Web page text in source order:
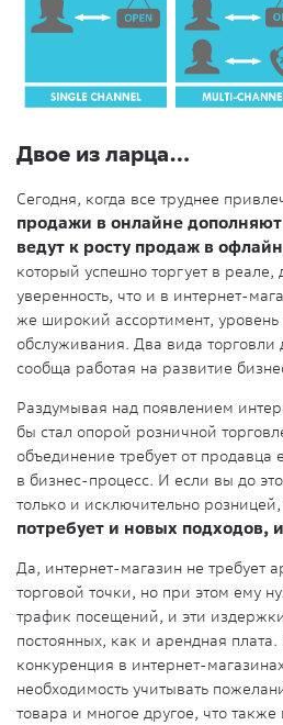
Двое из ларца…
Сегодня, когда все труднее
продажи в онлайне дополняют
ведут к росту продаж в
который успешно торгует в реале,
уверенность, что и в интернет-
же широкий ассортимент, уровень
обслуживания. Два вида торговли
сообща работая на развитие
Раздумывая над появлением
бы стал опорой розничной
объединение требует от
в бизнес-процесс. И если вы до
только и исключительно розницей,
потребует и новых подходов,
Да, интернет-магазин не требует
торговой точки, но при этом ему
трафик посещений, и эти
постоянных, как и арендная
конкуренция в интернет-
необходимость учитывать
товара и многое другое, что